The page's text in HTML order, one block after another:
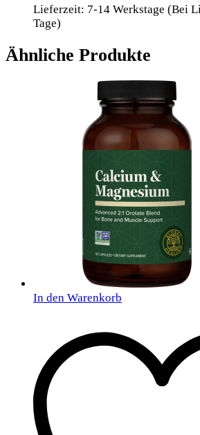
Lieferzeit: 7-14 Werkstage (Bei
Tage)
Ähnliche Produkte
In den Warenkorb